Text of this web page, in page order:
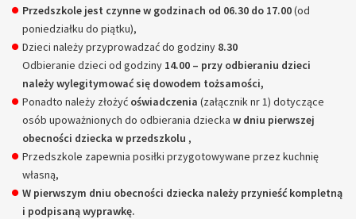
Przedszkole jest czynne w godzinach od 06.30 do 17.00(od
poniedziałku do piątku),
Dzieci należy przyprowadzać do godziny 8.30
Odbieranie dzieci od godziny 14.00 – przy odbieraniu dzieci
należy wylegitymować się dowodem tożsamości,
Ponadto należy złożyć oświadczenia (załącznik nr 1) dotyczące
osób upoważnionych do odbierania dziecka w dniu pierwszej
obecności dziecka w przedszkolu ,
Przedszkole zapewnia posiłki przygotowywane przez kuchnię
własną,
W pierwszym dniu obecności dziecka należy przynieść kompletną
i podpisaną wyprawkę.